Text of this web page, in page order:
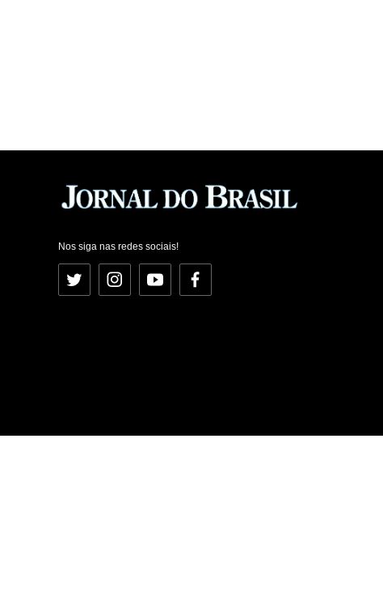
Nos siga nas redes sociais!
Twitter InstagramYouTubeFacebook